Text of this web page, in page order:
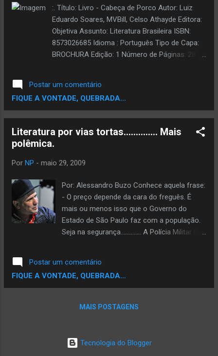
Construiu edifícios, Varreu ruas, escreveu
poemas. Mestre sem nenhum ofício Tornou-
se pedregulho, no rim do sistema. Rocha,
Onde a vida queria grão de areia, O poeta
canta sua dor r ima a dor alheia. E sem
Colecionador de Pedras
:. Título: Livro - Cabeça de Porco Autor: Luiz
Eduardo Soares, MVBill, Celso Athayde Editora:
Objetiva Assunto: Literatura Brasileira ISBN:
8573026685 Idioma : Português Tipo de Capa:
BROCHURA Edição: 1 Número de Páginas: 282 >
Postar um comentário
FIQUE A VONTADE, QUEBRADA...
Literatura por vias tortas.............. Mais
polêmica.
Por NP - maio 29, 2009
Por: Alessandro Buzo Conhece aquela frase:
- O preço depende da cara do freguês. É
mais ou menos isso que o Governo do
Estado de São Paulo faz com a população.
Seja na segurança.............. A Polícia Militar de
Capão Redondo, Paraisópolis, Heliópolis, Vila
Jacuí. São dois pesos e duas medidas. Uma
viatura me traz sensação de segurança se
eu passo pela Alameda Santos, mas se
devendo nada pra justiça, tememos uma
abordagem policial na periferia, por causa do
Postar um comentário
FIQUE A VONTADE, QUEBRADA...
MAIS POSTAGENS
Tecnologia do Blogger